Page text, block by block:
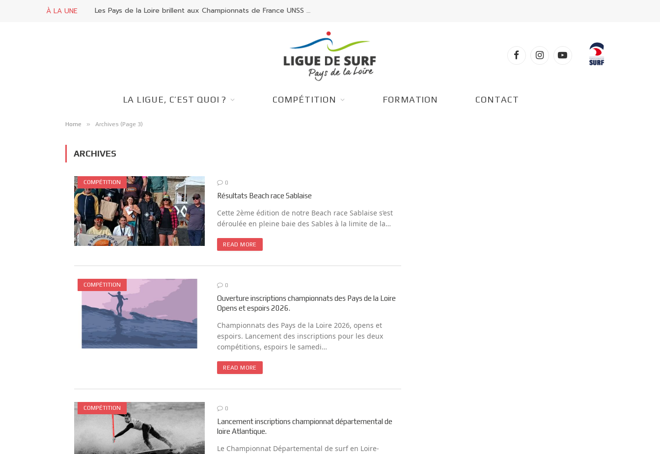
À LA UNE Retour sur l’open de France longboard/SUP d’Oléron.
FacebookInstagramYouTube
LA LIGUE, C’EST QUOI ? COMPÉTITION FORMATION CONTACT
Home » Archives (Page 3)
ARCHIVES
COMPÉTITION 0
Résultats Beach race Sablaise
Cette 2ème édition de notre Beach race Sablaise s’est
déroulée en pleine baie des Sables à la limite de la…
READ MORE
COMPÉTITION 0
Ouverture inscriptions championnats des Pays de la Loire
Opens et espoirs 2026.
Championnats des Pays de la Loire 2026, opens et
espoirs. Lancement des inscriptions pour les deux
compétitions, espoirs le samedi…
READ MORE
COMPÉTITION 0
Lancement inscriptions championnat départemental de
loire Atlantique.
Le Championnat Départemental de surf en Loire-